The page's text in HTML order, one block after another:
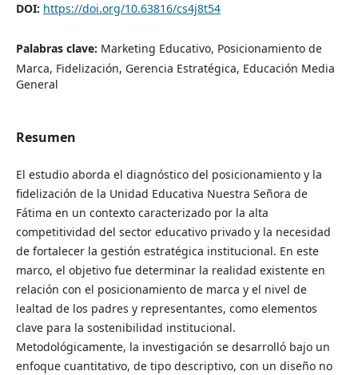
DOI: https://doi.org/10.63816/cs4j8t54
Palabras clave: Marketing Educativo, Posicionamiento de
Marca, Fidelización, Gerencia Estratégica, Educación Media
General
Resumen
El estudio aborda el diagnóstico del posicionamiento y la
fidelización de la Unidad Educativa Nuestra Señora de
Fátima en un contexto caracterizado por la alta
competitividad del sector educativo privado y la necesidad
de fortalecer la gestión estratégica institucional. En este
marco, el objetivo fue determinar la realidad existente en
relación con el posicionamiento de marca y el nivel de
lealtad de los padres y representantes, como elementos
clave para la sostenibilidad institucional.
Metodológicamente, la investigación se desarrolló bajo un
enfoque cuantitativo, de tipo descriptivo, con un diseño no